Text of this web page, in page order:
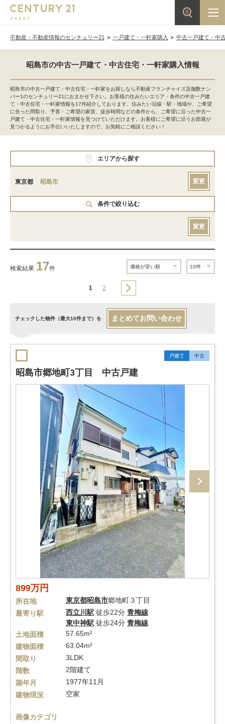
不動産・不動産情報のセンチュリー21 一戸建て・一軒家購入 中古一戸建て・中
昭島市の中古一戸建て・中古住宅・一軒家購入情報
昭島市の中古一戸建て・中古住宅・一軒家をお探しなら不動産フランチャイズ店舗数ナン
バー1のセンチュリー21におまかせ下さい。お客様の住みたいエリア・条件の中古一戸建
て・中古住宅・一軒家情報を17件紹介しております。住みたい沿線・駅・地域や、ご希望
に合った間取り、予算・ご希望の家賃、徒歩時間などの条件から、ご希望に沿った中古一
戸建て・中古住宅・一軒家情報を見つけていただけます。お客様にご希望に沿うお部屋が
見つかるようにお手伝いいたしますので、お気軽にご相談ください！
エリアから探す
東京都 昭島市 変更
条件で絞り込む
変更
検索結果 17件
1 2
チェックした物件（最大10件まで）を まとめてお問い合わせ
戸建て 中古
昭島市郷地町3丁目 中古戸建
899万円
所在地 東京都昭島市郷地町３丁目
最寄り駅
西立川駅 徒歩22分 青梅線
東中神駅 徒歩24分 青梅線
土地面積
57.65m²
建物面積
63.04m²
間取り
3LDK
階数
2階建て
築年月
1977年11月
建物現況
空家
画像カテゴリ